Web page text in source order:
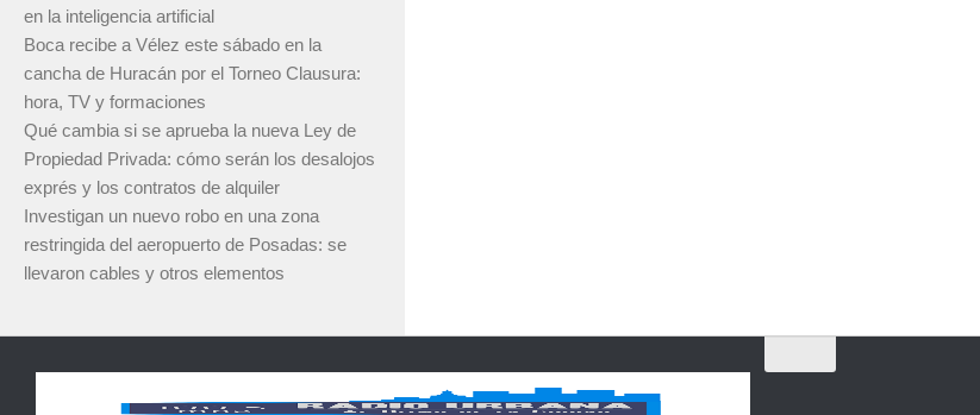
en la inteligencia artificial
Boca recibe a Vélez este sábado en la
cancha de Huracán por el Torneo Clausura:
hora, TV y formaciones
Qué cambia si se aprueba la nueva Ley de
Propiedad Privada: cómo serán los desalojos
exprés y los contratos de alquiler
Investigan un nuevo robo en una zona
restringida del aeropuerto de Posadas: se
llevaron cables y otros elementos